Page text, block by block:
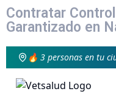
Contratar
Garantizado en